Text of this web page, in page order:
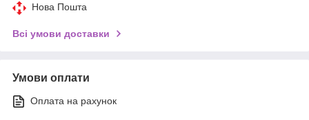
Нова Пошта
Всі умови доставки
Умови оплати
Оплата на рахунок